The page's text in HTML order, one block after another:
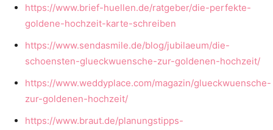
https://www.brief-huellen.de/ratgeber/die-perfekte-
goldene-hochzeit-karte-schreiben
https://www.sendasmile.de/blog/jubilaeum/die-
schoensten-glueckwuensche-zur-goldenen-hochzeit/
https://www.weddyplace.com/magazin/glueckwuensche-
zur-goldenen-hochzeit/
https://www.braut.de/planungstipps-